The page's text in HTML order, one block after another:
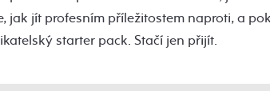
jak jít profesním příležitostem naproti, a
starter pack. Stačí jen přijít.